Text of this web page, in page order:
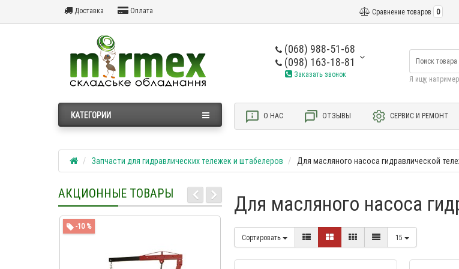
Доставка Оплата Сравнение товаров 0
(068) 988-51-68
(098) 163-18-81
Заказать звонок
Я ищу, например,
КАТЕГОРИИ О НАС ОТЗЫВЫ СЕРВИС И РЕМОНТ
Запчасти для гидравлических тележек и штабелеров Для масляного насоса гидравлической
АКЦИОННЫЕ ТОВАРЫ
-10 % -4 %
Для масляного насоса
Сортировать 15